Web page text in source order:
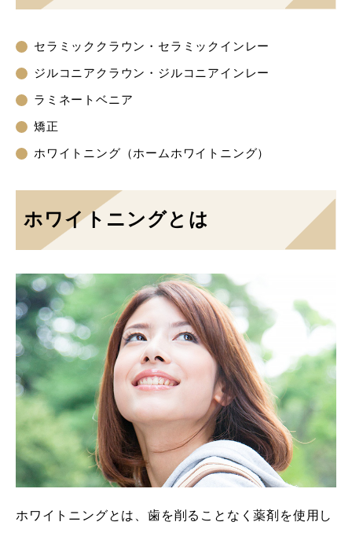
セラミッククラウン・セラミックインレー
ジルコニアクラウン・ジルコニアインレー
ラミネートベニア
矯正
ホワイトニング（ホームホワイトニング）
ホワイトニングとは
ホワイトニングとは、歯を削ることなく薬剤を使用し